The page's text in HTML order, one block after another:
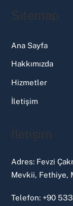
Sitemap
Ana Sayfa
Hakkımızda
Hizmetler
İletişim
İletişim
Adres: Fevzi
Mevkii, Fethiye,
Telefon: +90